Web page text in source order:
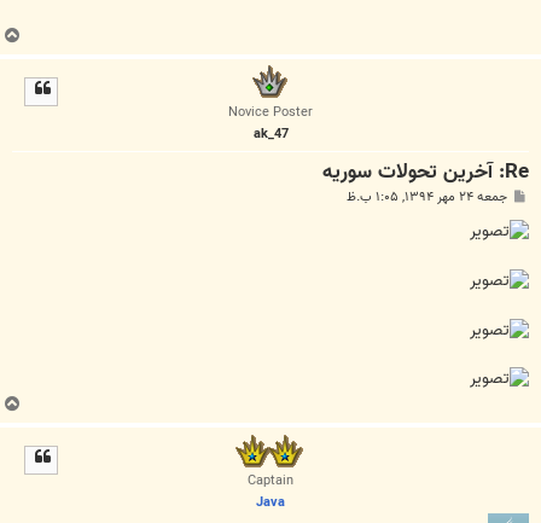
ب
ا
Novice Poster
ak_47
Re: آخرين تحولات سوريه
پ
ت
جمعه ۲۴ مهر ۱۳۹۴, ۱:۰۵ ب.ظ
ب
ا
Captain
Java